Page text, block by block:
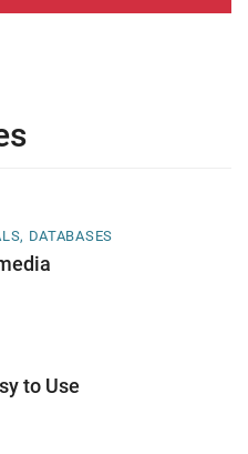
DATABASES
to Use